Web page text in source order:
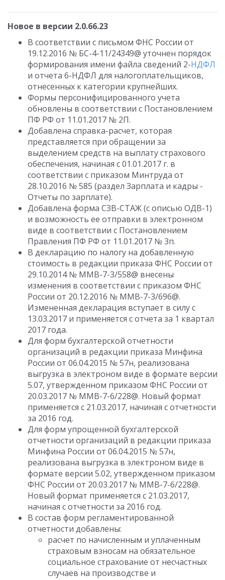
Новое в версии 2.0.66.23
В соответствии с письмом ФНС России от
19.12.2016 № БС-4-11/24349@ уточнен порядок
формирования имени файла сведений 2-НДФЛ
и отчета 6-НДФЛ для налогоплательщиков,
отнесенных к категории крупнейших.
Формы персонифицированного учета
обновлены в соответствии с Постановлением
ПФ РФ от 11.01.2017 № 2П.
Добавлена справка-расчет, которая
представляется при обращении за
выделением средств на выплату страхового
обеспечения, начиная с 01.01.2017 г. в
соответствии с приказом Минтруда от
28.10.2016 № 585 (раздел Зарплата и кадры -
Отчеты по зарплате).
Добавлена форма СЗВ-СТАЖ (с описью ОДВ-1)
и возможность ее отправки в электронном
виде в соответствии с Постановлением
Правления ПФ РФ от 11.01.2017 № 3п.
В декларацию по налогу на добавленную
стоимость в редакции приказа ФНС России от
29.10.2014 № ММВ-7-3/558@ внесены
изменения в соответствии с приказом ФНС
России от 20.12.2016 № ММВ-7-3/696@.
Измененная декларация вступает в силу с
13.03.2017 и применяется с отчета за 1 квартал
2017 года.
Для форм бухгалтерской отчетности
организаций в редакции приказа Минфина
России от 06.04.2015 № 57н, реализована
выгрузка в электроном виде в формате версии
5.07, утвержденном приказом ФНС России от
20.03.2017 № ММВ-7-6/228@. Новый формат
применяется с 21.03.2017, начиная с отчетности
за 2016 год.
Для форм упрощенной бухгалтерской
отчетности организаций в редакции приказа
Минфина России от 06.04.2015 № 57н,
реализована выгрузка в электроном виде в
формате версии 5.02, утвержденном приказом
ФНС России от 20.03.2017 № ММВ-7-6/228@.
Новый формат применяется с 21.03.2017,
начиная с отчетности за 2016 год.
В состав форм регламентированной
отчетности добавлены:
расчет по начисленным и уплаченным
страховым взносам на обязательное
социальное страхование от несчастных
случаев на производстве и